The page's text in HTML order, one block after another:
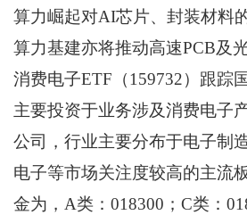
算力崛起对AI芯片、封装材料
算力基建亦将推动高速PCB及
消费电子ETF（159732）跟踪
主要投资于业务涉及消费电子
公司，行业主要分布于电子制
电子等市场关注度较高的主流
金为，A类：018300；C类：